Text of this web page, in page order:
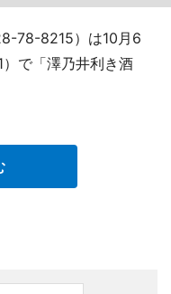
78-8215）は10月6
で「澤乃井利き酒